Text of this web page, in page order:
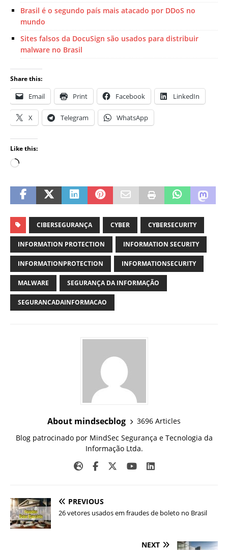
Brasil é o segundo país mais atacado por DDoS no
mundo
Sites falsos da DocuSign são usados para distribuir
malware no Brasil
Share this:
Email Print Facebook LinkedIn
X Telegram WhatsApp
Like this:
CIBERSEGURANÇA CYBER CYBERSECURITY
INFORMATION PROTECTION INFORMATION SECURITY
INFORMATIONPROTECTION INFORMATIONSECURITY
MALWARE SEGURANÇA DA INFORMAÇÃO
SEGURANCADAINFORMACAO
About mindsecblog
3696 Articles
Blog patrocinado por MindSec Segurança e Tecnologia da
Informação Ltda.
PREVIOUS
26 vetores usados em fraudes de boleto no Brasil
NEXT